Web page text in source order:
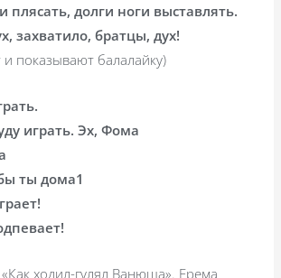
долги ноги выставлять.
захватило, братцы, дух!
и показывают балалайку)
играть. Эх, Фома
ты дома1
ходил-гулял Ванюша». Ерема